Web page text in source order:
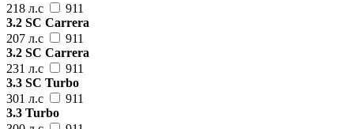
218 л.с
911
3.2 SC Carrera
207 л.с
911
3.2 SC Carrera
231 л.с
911
3.3 SC Turbo
301 л.с
911
3.3 Turbo